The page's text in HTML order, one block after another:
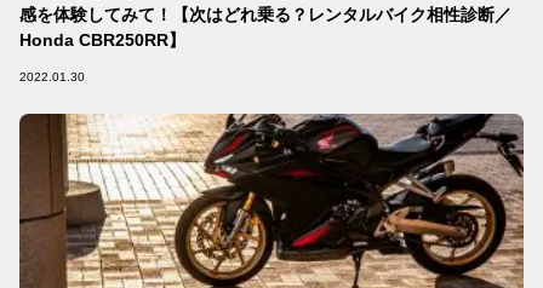
感を体験してみて！【次はどれ乗る？レンタルバイク相性診断／
Honda CBR250RR】
2022.01.30